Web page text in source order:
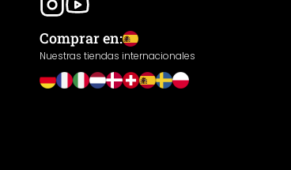
Comprar en:
Nuestras tiendas internacionales